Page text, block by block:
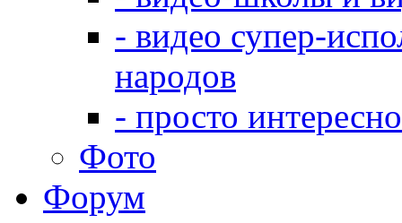
- видео супер-
народов
- просто
Фото
Форум